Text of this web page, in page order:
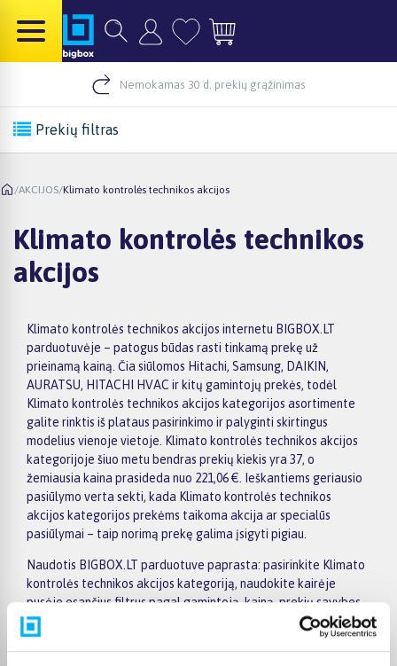
Nemokamas 30 d. prekių grąžinimas
Prekių filtras
/AKCIJOS/Klimato kontrolės technikos akcijos
Klimato kontrolės technikos
akcijos
Klimato kontrolės technikos akcijos internetu BIGBOX.LT
parduotuvėje – patogus būdas rasti tinkamą prekę už
prieinamą kainą. Čia siūlomos Hitachi, Samsung, DAIKIN,
AURATSU, HITACHI HVAC ir kitų gamintojų prekės, todėl
Klimato kontrolės technikos akcijos kategorijos asortimente
galite rinktis iš plataus pasirinkimo ir palyginti skirtingus
modelius vienoje vietoje. Klimato kontrolės technikos akcijos
kategorijoje šiuo metu bendras prekių kiekis yra 37, o
žemiausia kaina prasideda nuo 221,06 €. Ieškantiems geriausio
pasiūlymo verta sekti, kada Klimato kontrolės technikos
akcijos kategorijos prekėms taikoma akcija ar specialūs
pasiūlymai – taip norimą prekę galima įsigyti pigiau.
Naudotis BIGBOX.LT parduotuve paprasta: pasirinkite Klimato
kontrolės technikos akcijos kategoriją, naudokite kairėje
pusėje esančius filtrus pagal gamintoją, kainą, prekių savybes
ar kitus parametrus, palyginkite kelis modelius ir išsirinkite
tinkamiausią variantą. Prekių sąraše ir prekės puslapyje